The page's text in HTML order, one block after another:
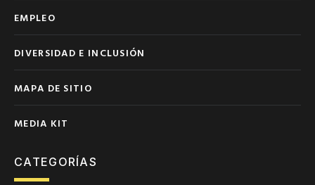
EMPLEO
DIVERSIDAD E INCLUSIÓN
MAPA DE SITIO
MEDIA KIT
CATEGORÍAS